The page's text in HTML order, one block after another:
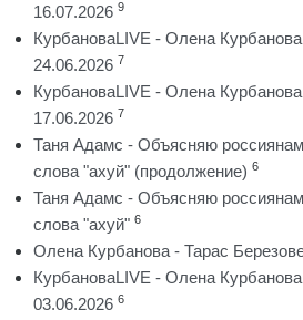
16.07.2026 9
КурбановаLIVE - Олена
24.06.2026 7
КурбановаLIVE - Олена
17.06.2026 7
Таня Адамс - Объясняю россиянам
слова "ахуй" (продолжение) 6
Таня Адамс - Объясняю россиянам
слова "ахуй" 6
Олена Курбанова - Тарас
КурбановаLIVE - Олена
03.06.2026 6